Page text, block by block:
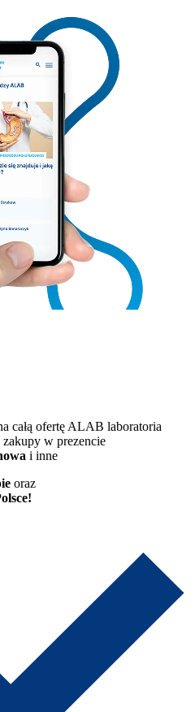
całą ofertę ALAB laboratoria
zakupy w prezencie
i inne
oraz